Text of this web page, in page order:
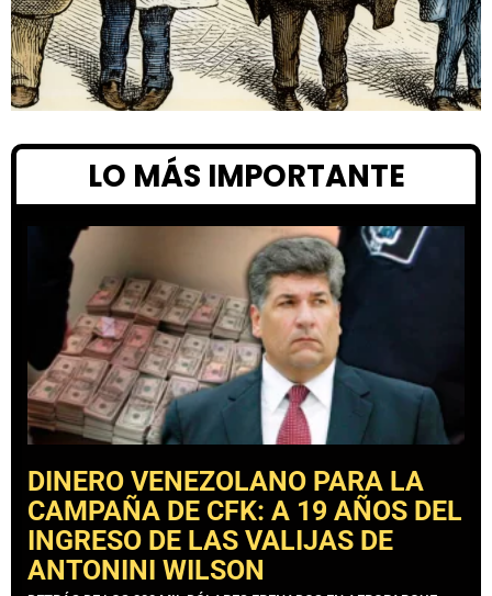
LO MÁS IMPORTANTE
DINERO VENEZOLANO PARA LA
CAMPAÑA DE CFK: A 19 AÑOS DEL
INGRESO DE LAS VALIJAS DE
ANTONINI WILSON